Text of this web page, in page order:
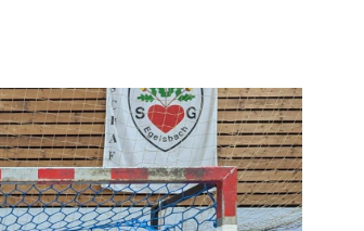
Alles rund um
deine Mitgliedschaft!
Nutze unser Online-Service-
Portal: